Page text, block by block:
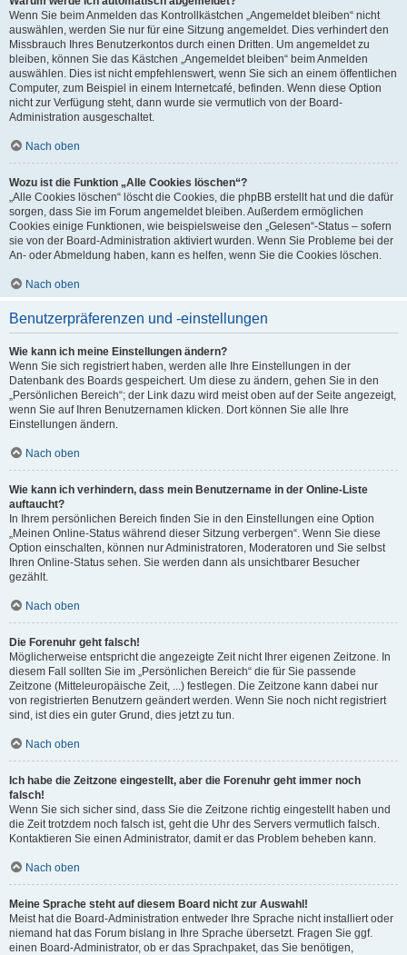
Wenn Sie beim Anmelden das Kontrollkästchen „Angemeldet bleiben“ nicht
auswählen, werden Sie nur für eine Sitzung angemeldet. Dies verhindert den
Missbrauch Ihres Benutzerkontos durch einen Dritten. Um angemeldet zu
bleiben, können Sie das Kästchen „Angemeldet bleiben“ beim Anmelden
auswählen. Dies ist nicht empfehlenswert, wenn Sie sich an einem öffentlichen
Computer, zum Beispiel in einem Internetcafé, befinden. Wenn diese Option
nicht zur Verfügung steht, dann wurde sie vermutlich von der Board-
Administration ausgeschaltet.
Nach oben
Wozu ist die Funktion „Alle Cookies löschen“?
„Alle Cookies löschen“ löscht die Cookies, die phpBB erstellt hat und die dafür
sorgen, dass Sie im Forum angemeldet bleiben. Außerdem ermöglichen
Cookies einige Funktionen, wie beispielsweise den „Gelesen“-Status – sofern
sie von der Board-Administration aktiviert wurden. Wenn Sie Probleme bei der
An- oder Abmeldung haben, kann es helfen, wenn Sie die Cookies löschen.
Nach oben
Benutzerpräferenzen und -einstellungen
Wie kann ich meine Einstellungen ändern?
Wenn Sie sich registriert haben, werden alle Ihre Einstellungen in der
Datenbank des Boards gespeichert. Um diese zu ändern, gehen Sie in den
„Persönlichen Bereich“; der Link dazu wird meist oben auf der Seite angezeigt,
wenn Sie auf Ihren Benutzernamen klicken. Dort können Sie alle Ihre
Einstellungen ändern.
Nach oben
Wie kann ich verhindern, dass mein Benutzername in der Online-Liste
auftaucht?
In Ihrem persönlichen Bereich finden Sie in den Einstellungen eine Option
„Meinen Online-Status während dieser Sitzung verbergen“. Wenn Sie diese
Option einschalten, können nur Administratoren, Moderatoren und Sie selbst
Ihren Online-Status sehen. Sie werden dann als unsichtbarer Besucher
gezählt.
Nach oben
Die Forenuhr geht falsch!
Möglicherweise entspricht die angezeigte Zeit nicht Ihrer eigenen Zeitzone. In
diesem Fall sollten Sie im „Persönlichen Bereich“ die für Sie passende
Zeitzone (Mitteleuropäische Zeit, ...) festlegen. Die Zeitzone kann dabei nur
von registrierten Benutzern geändert werden. Wenn Sie noch nicht registriert
sind, ist dies ein guter Grund, dies jetzt zu tun.
Nach oben
Ich habe die Zeitzone eingestellt, aber die Forenuhr geht immer noch
falsch!
Wenn Sie sich sicher sind, dass Sie die Zeitzone richtig eingestellt haben und
die Zeit trotzdem noch falsch ist, geht die Uhr des Servers vermutlich falsch.
Kontaktieren Sie einen Administrator, damit er das Problem beheben kann.
Nach oben
Meine Sprache steht auf diesem Board nicht zur Auswahl!
Meist hat die Board-Administration entweder Ihre Sprache nicht installiert oder
niemand hat das Forum bislang in Ihre Sprache übersetzt. Fragen Sie ggf.
einen Board-Administrator, ob er das Sprachpaket, das Sie benötigen,